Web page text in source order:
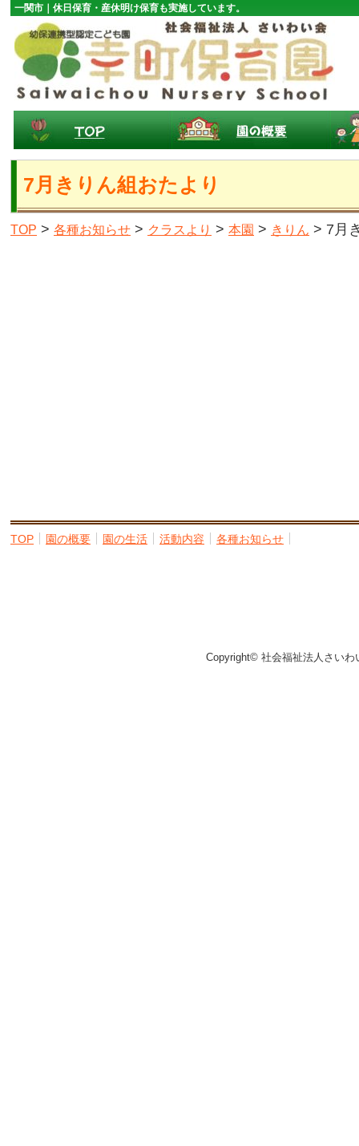
一関市｜休日保育・産休明け保育も実施しています。
7月きりん組おたより
TOP > 各種お知らせ > クラスより > 本園 > きりん > 7月
TOP 園の概要 園の生活 活動内容 各種お知らせ
Copyright© 社会福祉法人さい